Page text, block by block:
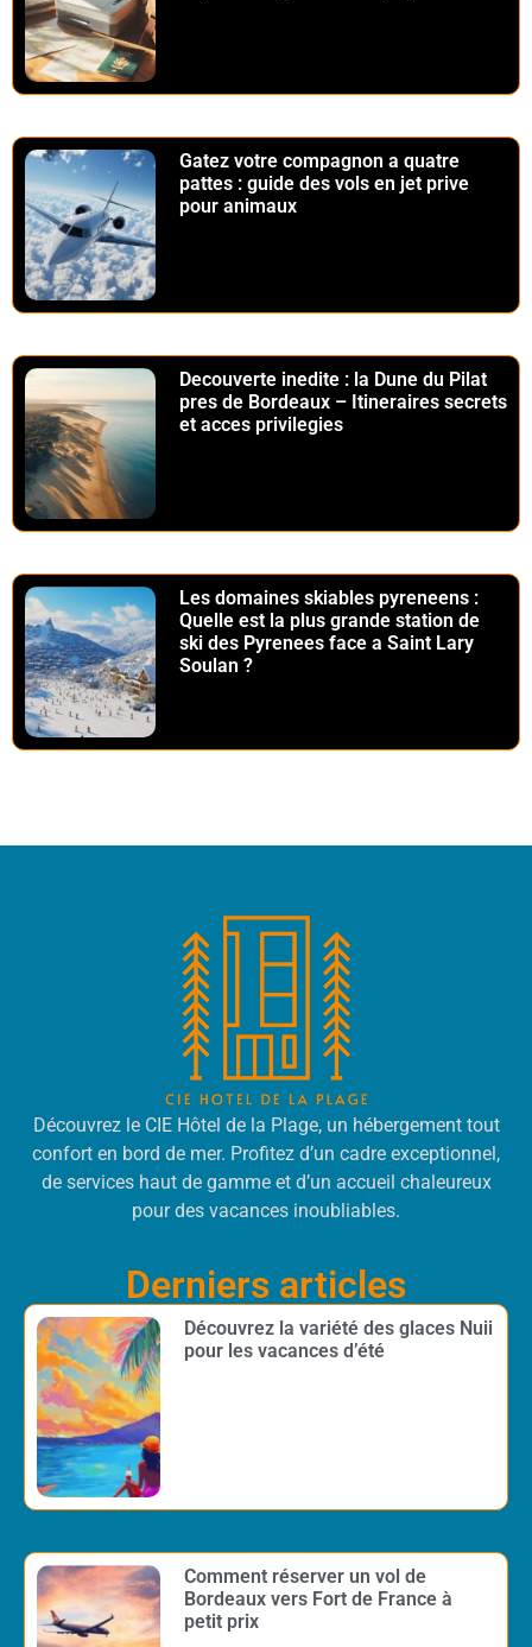
Gatez votre compagnon a quatre
pattes : guide des vols en jet prive
pour animaux
Decouverte inedite : la Dune du Pilat
pres de Bordeaux – Itineraires secrets
et acces privilegies
Les domaines skiables pyreneens :
Quelle est la plus grande station de
ski des Pyrenees face a Saint Lary
Soulan ?
Découvrez le CIE Hôtel de la Plage, un hébergement tout
confort en bord de mer. Profitez d’un cadre exceptionnel,
de services haut de gamme et d’un accueil chaleureux
pour des vacances inoubliables.
Derniers articles
Découvrez la variété des glaces Nuii
pour les vacances d’été
Comment réserver un vol de
Bordeaux vers Fort de France à
petit prix